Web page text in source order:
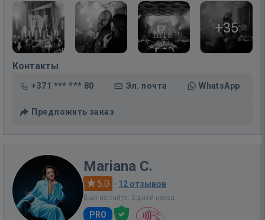
+35
Контакты
+371 *** *** 80 Эл. почта WhatsApp
Предложить заказ
Mariana C.
5.0 · 12 отзывов
Был на сайте: 2 дней назад
PRO